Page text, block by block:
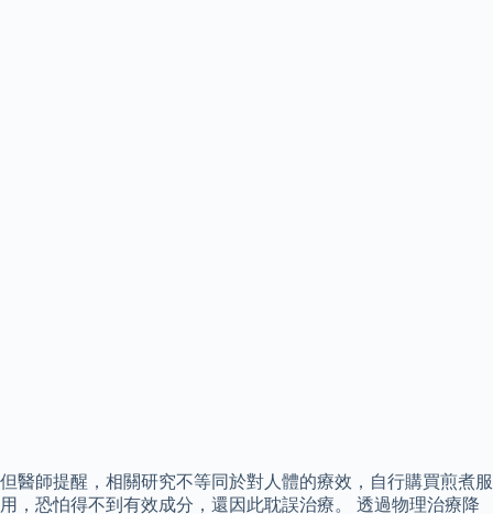
但醫師提醒，相關研究不等同於對人體的療效，自行購買煎煮服
用，恐怕得不到有效成分，還因此耽誤治療。 透過物理治療降